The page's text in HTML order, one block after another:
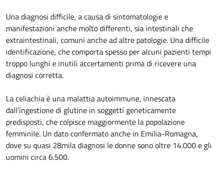
Una diagnosi difficile, a causa di sintomatologie e
manifestazioni anche molto differenti, sia intestinali che
extraintestinali, comuni anche ad altre patologie. Una difficile
identificazione, che comporta spesso per alcuni pazienti tempi
troppo lunghi e inutili accertamenti prima di ricevere una
diagnosi corretta.
La celiachia è una malattia autoimmune, innescata
dall’ingestione di glutine in soggetti geneticamente
predisposti, che colpisce maggiormente la popolazione
femminile. Un dato confermato anche in Emilia-Romagna,
dove su quasi 28mila diagnosi le donne sono oltre 14.000 e gli
uomini circa 6.500.